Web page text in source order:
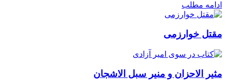
ادامه مطلب
مقتل خوارزمی
مثیر الاحزان و منیر سبل الاشجان